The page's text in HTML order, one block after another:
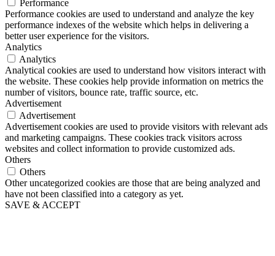
Performance
Performance cookies are used to understand and analyze the key
performance indexes of the website which helps in delivering a
better user experience for the visitors.
Analytics
Analytics
Analytical cookies are used to understand how visitors interact with
the website. These cookies help provide information on metrics the
number of visitors, bounce rate, traffic source, etc.
Advertisement
Advertisement
Advertisement cookies are used to provide visitors with relevant ads
and marketing campaigns. These cookies track visitors across
websites and collect information to provide customized ads.
Others
Others
Other uncategorized cookies are those that are being analyzed and
have not been classified into a category as yet.
SAVE & ACCEPT